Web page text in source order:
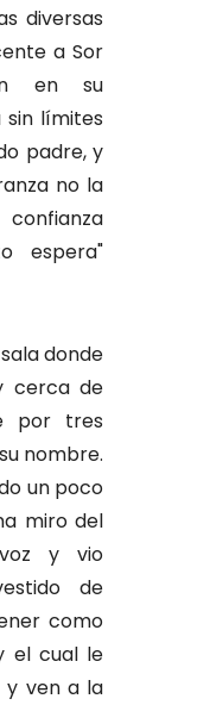
diversas
a Sor
en su
sin límites
padre, y
no la
espera"
donde
cerca de
por tres
nombre.
un poco
miro del
y vio
de
como
el cual le
y ven a la